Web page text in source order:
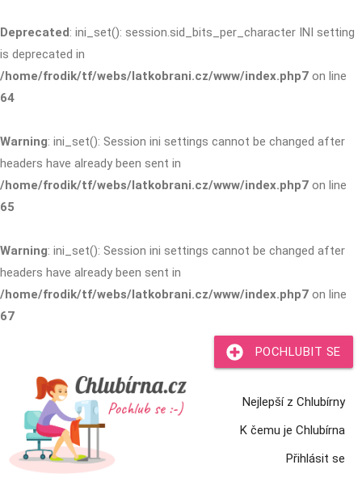
Deprecated: ini_set(): session.sid_bits_per_character INI setting
is deprecated in
/home/frodik/tf/webs/latkobrani.cz/www/index.php7 on line
64
Warning: ini_set(): Session ini settings cannot be changed after
headers have already been sent in
/home/frodik/tf/webs/latkobrani.cz/www/index.php7 on line
65
Warning: ini_set(): Session ini settings cannot be changed after
headers have already been sent in
/home/frodik/tf/webs/latkobrani.cz/www/index.php7 on line
67
Nejlepší z Chlubírny
K čemu je Chlubírna
Přihlásit se
POCHLUBIT SE